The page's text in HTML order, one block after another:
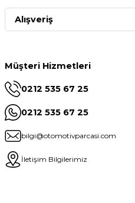
Müşteri Hizmetleri
0212 535 67 25
0212 535 67 25
bilgi@otomotivparcasi.com
İletişim Bilgilerimiz
Alışveriş